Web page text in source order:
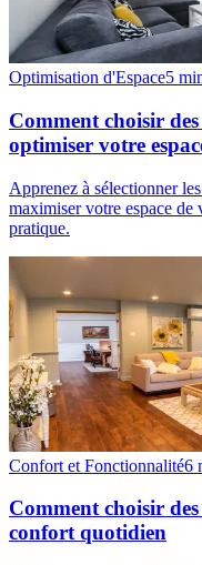
Optimisation d'Espace5
Comment choisir
optimiser votre
Apprenez à sélectionner
maximiser votre espace de
pratique.
Confort et Fonctionnalité6
Comment choisir
confort quotidien